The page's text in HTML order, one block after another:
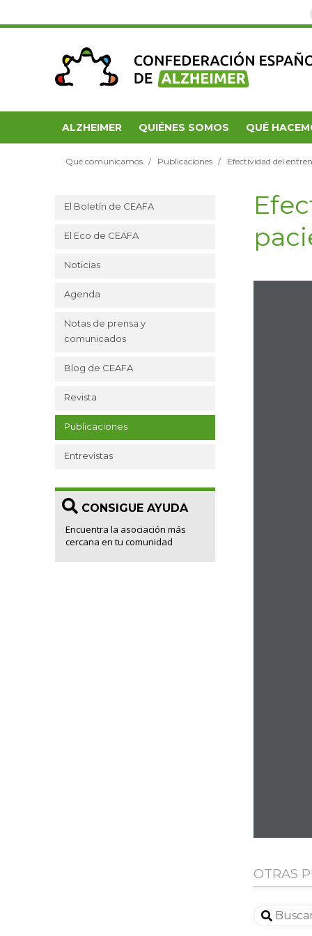
ALZHEIMER QUIÉNES SOMOS QUÉ
Qué comunicamos Publicaciones Efectividad del
El Boletín de CEAFA
El Eco de CEAFA
Noticias
Agenda
Notas de prensa y
comunicados
Blog de CEAFA
Revista
Publicaciones
Entrevistas
CONSIGUE AYUDA
Encuentra la asociación más
cercana en tu comunidad
OTRAS